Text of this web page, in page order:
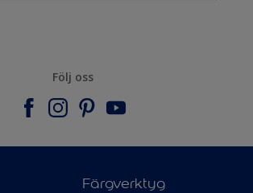
Följ oss
Färgverktyg